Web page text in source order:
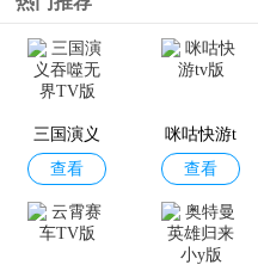
三国演义
吞噬无界T
V版
查看
咪咕快游t
v版
查看